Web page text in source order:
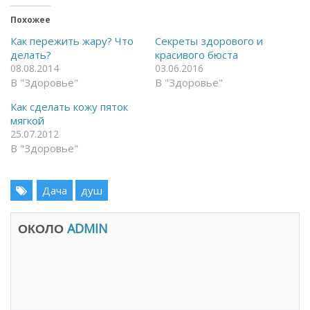
т
ь
а
F
a
c
e
b
o
k
(
О
т
к
р
а
т
я
в
н
е
с
я
l
r
О
т
ы
а
т
с
я
к
Похожее
Как пережить жару? Что
делать?
08.08.2014
В "Здоровье"
Секреты здорового и
красивого бюста
03.06.2016
В "Здоровье"
Как сделать кожу пяток
мягкой
25.07.2012
В "Здоровье"
Дача душ
ОКОЛО ADMIN